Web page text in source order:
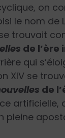
on
le nom de
se trouvait
de l’ère
qui
XIV se
de
artificielle,
pleine